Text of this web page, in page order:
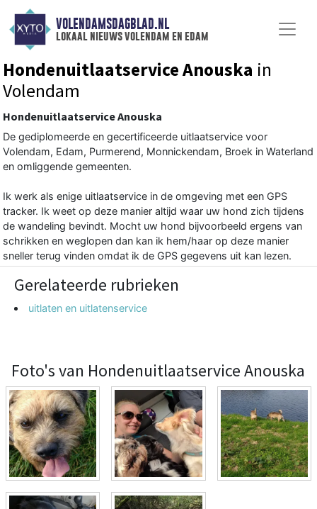
VOLENDAMSDAGBLAD.NL
lokaal nieuws volendam en edam
Hondenuitlaatservice Anouska in
Volendam
Hondenuitlaatservice Anouska
De gediplomeerde en gecertificeerde uitlaatservice voor
Volendam, Edam, Purmerend, Monnickendam, Broek in Waterland
en omliggende gemeenten.
Ik werk als enige uitlaatservice in de omgeving met een GPS
tracker. Ik weet op deze manier altijd waar uw hond zich tijdens
de wandeling bevindt. Mocht uw hond bijvoorbeeld ergens van
schrikken en weglopen dan kan ik hem/haar op deze manier
sneller terug vinden omdat ik de GPS gegevens uit kan lezen.
Gerelateerde rubrieken
uitlaten en uitlatenservice
Foto's van Hondenuitlaatservice Anouska